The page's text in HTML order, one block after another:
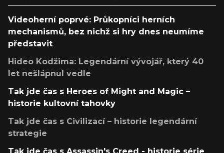
Videoherní poprvé: Průkopníci herních
mechanismů, bez nichž si hry dnes neumíme
představit
Hideo Kodžima: Legendární vývojář, který 40
let nešlápnul vedle
Tak jde čas s Heroes of Might and Magic –
historie kultovní tahovky
Tak jde čas s Civilizací – historie legendární
strategie